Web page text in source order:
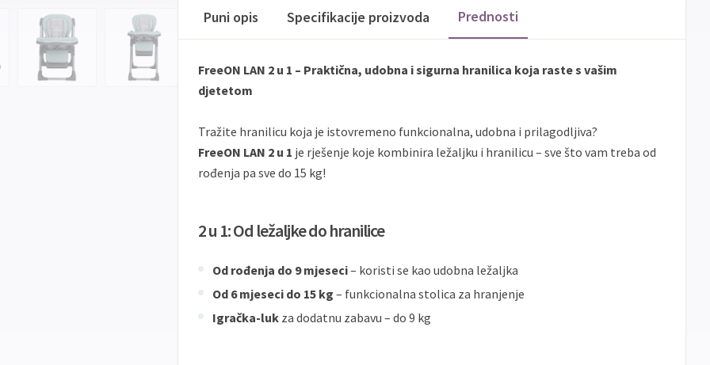
banke
Puni opis Specifikacije proizvoda Prednosti
FreeON LAN 2 u 1 – Praktična, udobna i sigurna hranilica koja raste s vašim
djetetom
Tražite hranilicu koja je istovremeno funkcionalna, udobna i prilagodljiva?
FreeON LAN 2 u 1 je rješenje koje kombinira ležaljku i hranilicu – sve što vam treba od
rođenja pa sve do 15 kg!
2 u 1: Od ležaljke do hranilice
Od rođenja do 9 mjeseci– koristi se kao udobna ležaljka
Od 6 mjeseci do 15 kg – funkcionalna stolica za hranjenje
Igračka-luk za dodatnu zabavu – do 9 kg